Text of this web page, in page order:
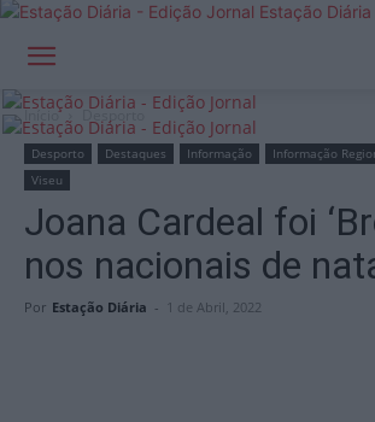
Estação
Início Desporto
Desporto Destaques Informação Informação
Viseu
Joana Cardeal foi
nos nacionais de
Por Estação Diária - 1 de Abril, 2022